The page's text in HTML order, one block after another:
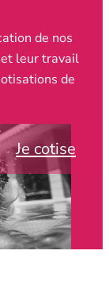
de nos
leur travail
de
Je cotise